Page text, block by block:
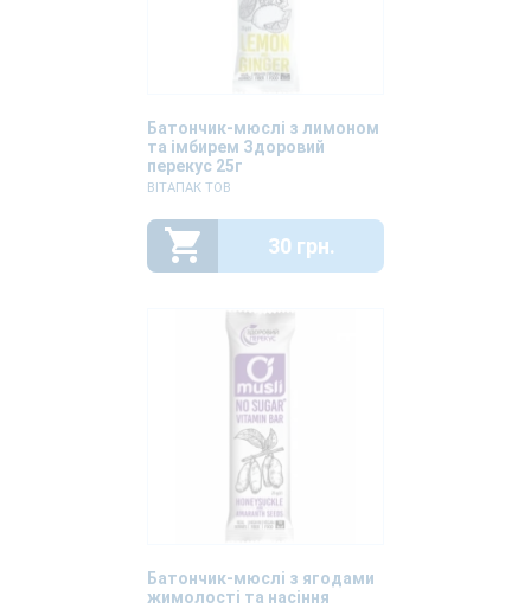
Батончик-мюслі з лимоном
та імбирем Здоровий
перекус 25г
ВІТАПАК ТОВ
30 грн.
Батончик-мюслі з ягодами
жимолості та насіння